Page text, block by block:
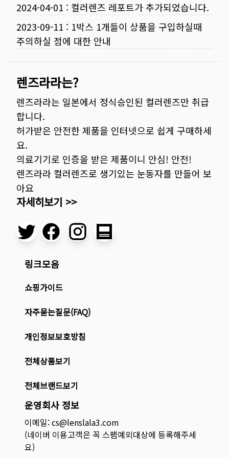
2024-04-01 : 컬러렌즈 레포트가 추가되었습니다.
2023-09-11 : 1박스 1개들이 상품을 구입하실때
주의하실 점에 대한 안내
렌즈라라는?
렌즈라라는 일본에서 정식승인된 컬러렌즈만 취급
합니다.
허가받은 안전한 제품을 인터넷으로 쉽게 구매하세
요.
의료기기로 인증을 받은 제품이니 안심! 안전!
렌즈라라 컬러렌즈로 생기있는 눈동자를 만들어 보
아요
자세히보기 >>
링크모음
쇼핑가이드
자주묻는질문(FAQ)
개인정보보호방침
전체상품보기
전체브랜드보기
운영회사 정보
이메일: cs@lenslala3.com
(네이버 이용고객은 꼭 스팸예외대상에 등록해주세
요)